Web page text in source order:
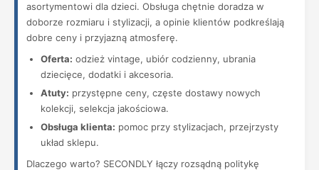
asortymentowi dla dzieci. Obsługa chętnie doradza w
doborze rozmiaru i stylizacji, a opinie klientów podkreślają
dobre ceny i przyjazną atmosferę.
Oferta: odzież vintage, ubiór codzienny, ubrania
dziecięce, dodatki i akcesoria.
Atuty: przystępne ceny, częste dostawy nowych
kolekcji, selekcja jakościowa.
Obsługa klienta: pomoc przy stylizacjach, przejrzysty
układ sklepu.
Dlaczego warto? SECONDLY łączy rozsądną politykę